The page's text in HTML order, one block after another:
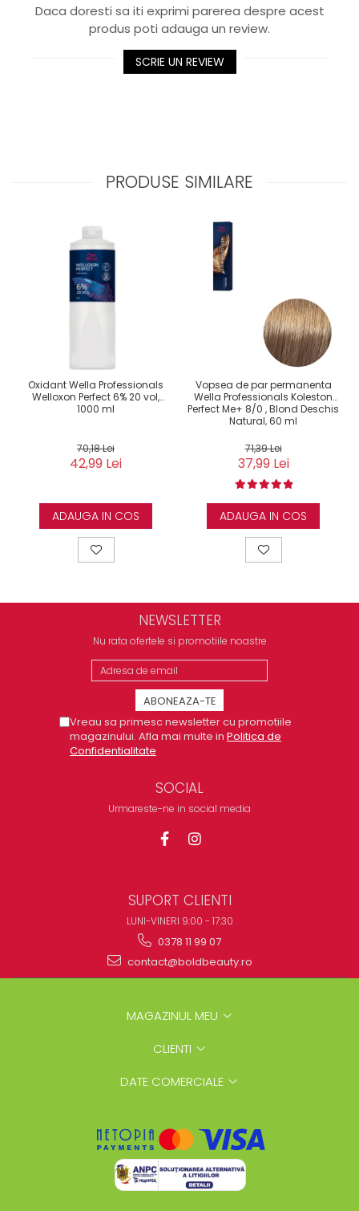
Daca doresti sa iti exprimi parerea despre acest
produs poti adauga un review.
SCRIE UN REVIEW
PRODUSE SIMILARE
Oxidant Wella Professionals
Welloxon Perfect 6% 20 vol,
1000 ml
70,18 Lei
42,99 Lei
ADAUGA IN COS
Vopsea de par permanenta
Wella Professionals Koleston
Perfect Me+ 8/0 , Blond Deschis
Natural, 60 ml
71,39 Lei
37,99 Lei
ADAUGA IN COS
NEWSLETTER
Nu rata ofertele si promotiile noastre
Vreau sa primesc newsletter cu promotiile
magazinului. Afla mai multe in Politica de
Confidentialitate
SOCIAL
Urmareste-ne in social media
SUPORT CLIENTI
LUNI-VINERI 9:00 - 17:30
0378 11 99 07
contact@boldbeauty.ro
MAGAZINUL MEU
CLIENTI
DATE COMERCIALE